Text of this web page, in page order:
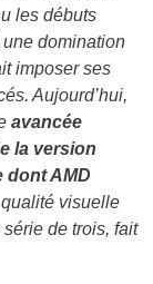
les débuts
domination
imposer ses
Aujourd’hui,
avancée
la version
dont AMD
visuelle
de trois, fait